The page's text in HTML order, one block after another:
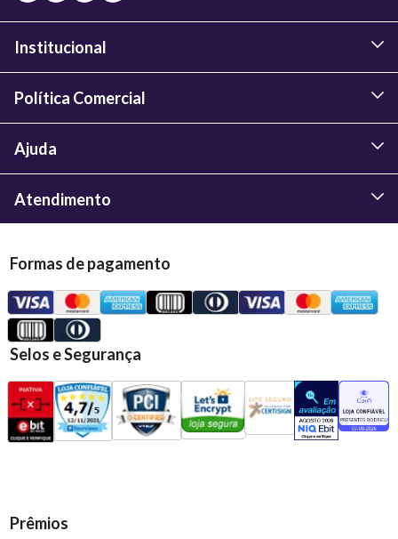
Institucional
Política Comercial
Ajuda
Atendimento
Formas de pagamento
Selos e Segurança
Prêmios